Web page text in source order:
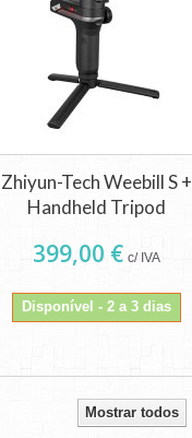
Zhiyun-Tech Weebill S +
Handheld Tripod
399,00 € c/ IVA
Disponível - 2 a 3 dias
Mostrar todos